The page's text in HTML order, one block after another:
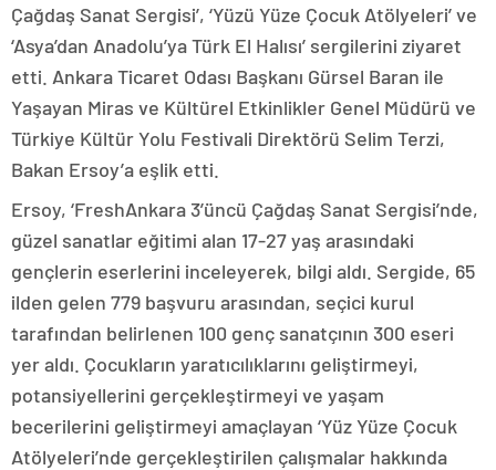
Çağdaş Sanat Sergisi’, ‘Yüzü Yüze Çocuk Atölyeleri’ ve
‘Asya’dan Anadolu’ya Türk El Halısı’ sergilerini ziyaret
etti. Ankara Ticaret Odası Başkanı Gürsel Baran ile
Yaşayan Miras ve Kültürel Etkinlikler Genel Müdürü ve
Türkiye Kültür Yolu Festivali Direktörü Selim Terzi,
Bakan Ersoy’a eşlik etti.
Ersoy, ‘FreshAnkara 3’üncü Çağdaş Sanat Sergisi’nde,
güzel sanatlar eğitimi alan 17-27 yaş arasındaki
gençlerin eserlerini inceleyerek, bilgi aldı. Sergide, 65
ilden gelen 779 başvuru arasından, seçici kurul
tarafından belirlenen 100 genç sanatçının 300 eseri
yer aldı. Çocukların yaratıcılıklarını geliştirmeyi,
potansiyellerini gerçekleştirmeyi ve yaşam
becerilerini geliştirmeyi amaçlayan ‘Yüz Yüze Çocuk
Atölyeleri’nde gerçekleştirilen çalışmalar hakkında